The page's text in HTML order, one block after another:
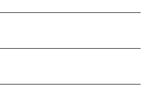
ルインワン